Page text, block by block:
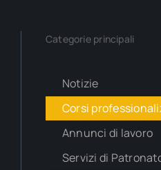
Categorie principali
Notizie
Corsi
Annunci di lavoro
Servizi di